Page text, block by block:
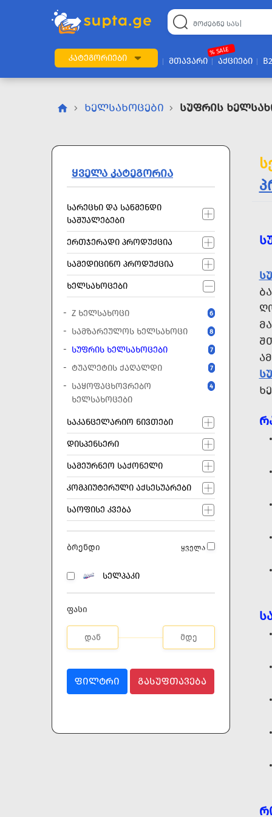
ᲙᲐᲢᲔᲒᲝᲠᲘᲔᲑᲘ ᲛᲗᲐᲕᲐᲠᲘ ᲐᲥᲪᲘᲔᲑᲘ
% SALE
ᲮᲔᲚᲡᲐᲮᲝᲪᲔᲑᲘ Სუფრის
ᲧᲕᲔᲚᲐ ᲙᲐᲢᲔᲒᲝᲠᲘᲐ
ᲡᲐᲠᲔᲪᲮᲘ ᲓᲐ ᲡᲐᲬᲛᲔᲜᲓᲘ
ᲡᲐᲨᲣᲐᲚᲔᲑᲔᲑᲘ
ᲔᲠᲗᲯᲔᲠᲐᲓᲘ ᲞᲠᲝᲓᲣᲥᲪᲘᲐ
ᲡᲐᲛᲔᲓᲘᲪᲘᲜᲝ ᲞᲠᲝᲓᲣᲥᲪᲘᲐ
ᲮᲔᲚᲡᲐᲮᲝᲪᲔᲑᲘ
Z ᲮᲔᲚᲡᲐᲮᲝᲪᲘ 6
ᲡᲐᲛᲖᲐᲠᲔᲣᲚᲝᲡ ᲮᲔᲚᲡᲐᲮᲝᲪᲘ 8
ᲡᲣᲤᲠᲘᲡ ᲮᲔᲚᲡᲐᲮᲝᲪᲔᲑᲘ 7
ᲢᲣᲐᲚᲔᲢᲘᲡ ᲥᲐᲦᲐᲚᲓᲘ 7
ᲡᲐᲧᲝᲤᲐᲪᲮᲝᲕᲠᲔᲑᲝ
ᲮᲔᲚᲡᲐᲮᲝᲪᲔᲑᲘ
4
ᲡᲐᲙᲐᲜᲪᲔᲚᲐᲠᲘᲝ ᲜᲘᲕᲗᲔᲑᲘ
ᲓᲘᲡᲞᲔᲜᲡᲔᲠᲘ
ᲡᲐᲛᲔᲣᲠᲜᲔᲝ ᲡᲐᲥᲝᲜᲔᲚᲘ
ᲙᲝᲛᲞᲘᲣᲢᲔᲠᲣᲚᲘ ᲐᲥᲡᲔᲡᲣᲐᲠᲔᲑᲘ
ᲡᲐᲝᲤᲘᲡᲔ ᲙᲕᲔᲑᲐ
ბრენდი ყველა
ᲡᲔᲚᲞᲐᲙᲘ
ფასი
ᲤᲘᲚᲢᲠᲘ ᲒᲐᲡᲣᲤᲗᲐᲕᲔᲑᲐ